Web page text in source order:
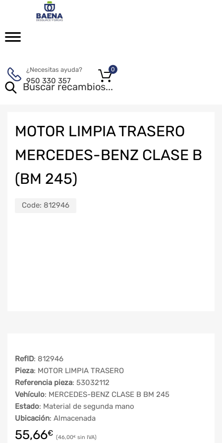
¿Necesitas ayuda?
950 330 357
0
MOTOR LIMPIA TRASERO
MERCEDES-BENZ CLASE B
(BM 245)
Code: 812946
RefID: 812946
Pieza: MOTOR LIMPIA TRASERO
Referencia pieza: 53032112
Vehículo: MERCEDES-BENZ CLASE B BM 245
Estado: Material de segunda mano
Ubicación: Almacenada
55,66€ 46,00€